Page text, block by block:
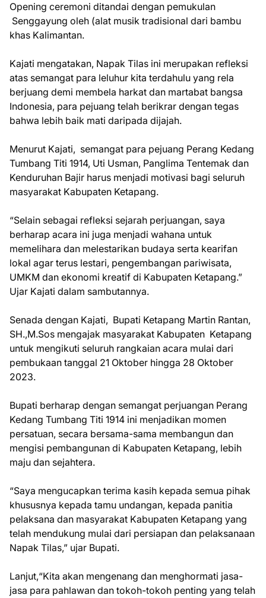
Opening ceremoni ditandai dengan pemukulan
Senggayung oleh (alat musik tradisional dari bambu
khas Kalimantan.
Kajati mengatakan, Napak Tilas ini merupakan refleksi
atas semangat para leluhur kita terdahulu yang rela
berjuang demi membela harkat dan martabat bangsa
Indonesia, para pejuang telah berikrar dengan tegas
bahwa lebih baik mati daripada dijajah.
Menurut Kajati, semangat para pejuang Perang Kedang
Tumbang Titi 1914, Uti Usman, Panglima Tentemak dan
Kenduruhan Bajir harus menjadi motivasi bagi seluruh
masyarakat Kabupaten Ketapang.
“Selain sebagai refleksi sejarah perjuangan, saya
berharap acara ini juga menjadi wahana untuk
memelihara dan melestarikan budaya serta kearifan
lokal agar terus lestari, pengembangan pariwisata,
UMKM dan ekonomi kreatif di Kabupaten Ketapang.”
Ujar Kajati dalam sambutannya.
Senada dengan Kajati, Bupati Ketapang Martin Rantan,
SH.,M.Sos mengajak masyarakat Kabupaten Ketapang
untuk mengikuti seluruh rangkaian acara mulai dari
pembukaan tanggal 21 Oktober hingga 28 Oktober
2023.
Bupati berharap dengan semangat perjuangan Perang
Kedang Tumbang Titi 1914 ini menjadikan momen
persatuan, secara bersama-sama membangun dan
mengisi pembangunan di Kabupaten Ketapang, lebih
maju dan sejahtera.
“Saya mengucapkan terima kasih kepada semua pihak
khususnya kepada tamu undangan, kepada panitia
pelaksana dan masyarakat Kabupaten Ketapang yang
telah mendukung mulai dari persiapan dan pelaksanaan
Napak Tilas,” ujar Bupati.
Lanjut,“Kita akan mengenang dan menghormati jasa-
jasa para pahlawan dan tokoh-tokoh penting yang telah